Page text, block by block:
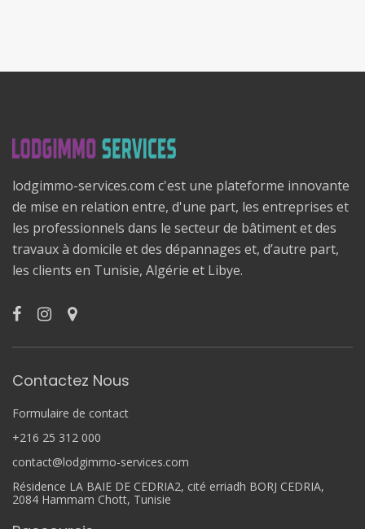
lodgimmo-services.com c'est une plateforme innovante
de mise en relation entre, d'une part, les entreprises et
les professionnels dans le secteur de bâtiment et des
travaux à domicile et des dépannages et, d’autre part,
les clients en Tunisie, Algérie et Libye.
Contactez Nous
Formulaire de contact
+216 25 312 000
contact@lodgimmo-services.com
Résidence LA BAIE DE CEDRIA2, cité erriadh BORJ CEDRIA,
2084 Hammam Chott, Tunisie